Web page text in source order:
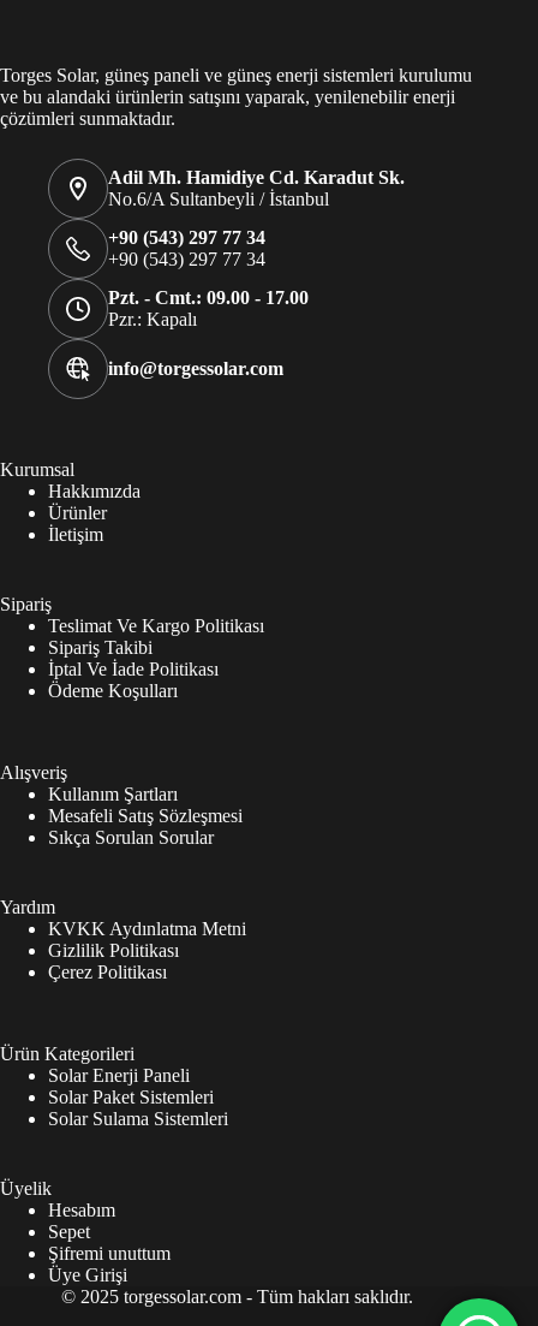
Torges Solar, güneş paneli ve güneş enerji sistemleri kurulumu
ve bu alandaki ürünlerin satışını yaparak, yenilenebilir enerji
çözümleri sunmaktadır.
Adil Mh. Hamidiye Cd. Karadut Sk.
No.6/A Sultanbeyli / İstanbul
+90 (543) 297 77 34
+90 (543) 297 77 34
Pzt. - Cmt.: 09.00 - 17.00
Pzr.: Kapalı
info@torgessolar.com
Kurumsal
Hakkımızda
Ürünler
İletişim
Sipariş
Teslimat Ve Kargo Politikası
Sipariş Takibi
İptal Ve İade Politikası
Ödeme Koşulları
Alışveriş
Kullanım Şartları
Mesafeli Satış Sözleşmesi
Sıkça Sorulan Sorular
Yardım
KVKK Aydınlatma Metni
Gizlilik Politikası
Çerez Politikası
Ürün Kategorileri
Solar Enerji Paneli
Solar Paket Sistemleri
Solar Sulama Sistemleri
Üyelik
Hesabım
Sepet
Şifremi unuttum
Üye Girişi
© 2025 torgessolar.com - Tüm hakları saklıdır.